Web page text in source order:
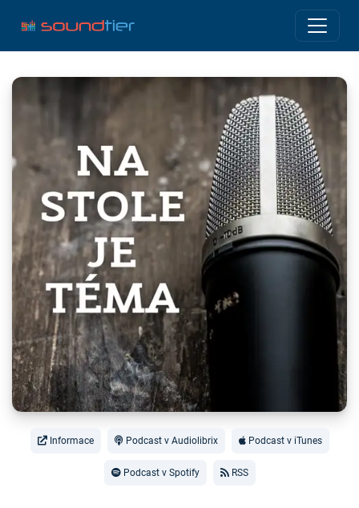
Informace Podcast v Audiolibrix Podcast v iTunes
Podcast v Spotify RSS